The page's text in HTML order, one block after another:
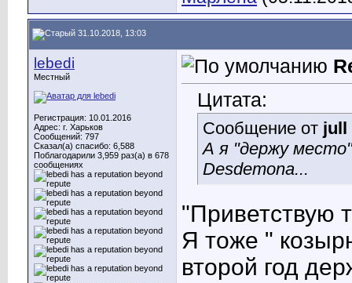
31.10.2018, 13:03
lebedi
Местный
Регистрация: 10.01.2016
Адрес: г. Харьков
Сообщений: 797
Сказал(а) спасибо: 6,588
Поблагодарили 3,959 раз(а) в 678
сообщениях
Цитата:
Сообщение от jull
А я "держу
Desdemona...
"Приветствую
Я тоже "
второй год